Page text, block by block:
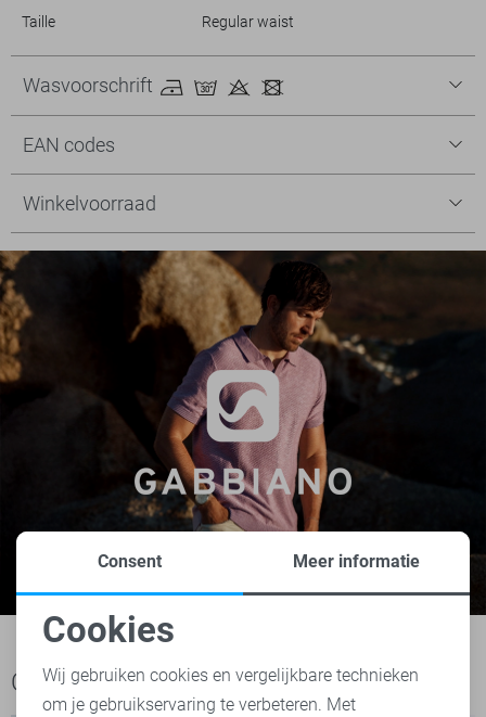
Taille
Regular waist
Wasvoorschrift
EAN codes
Winkelvoorraad
Ook het bekijken waard
Noodzakelijke cookies
Personalisatie cookies
Consent Meer informatie
Cookies
Wij gebruiken cookies en vergelijkbare technieken
om je gebruikservaring te verbeteren. Met